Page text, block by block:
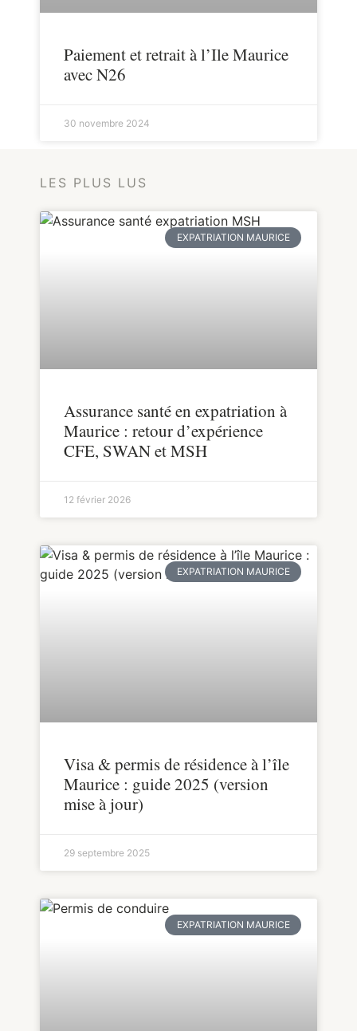
Paiement et retrait à l’Ile Maurice
avec N26
30 novembre 2024
LES PLUS LUS
EXPATRIATION MAURICE
Assurance santé en expatriation à
Maurice : retour d’expérience
CFE, SWAN et MSH
12 février 2026
EXPATRIATION MAURICE
Visa & permis de résidence à l’île
Maurice : guide 2025 (version
mise à jour)
29 septembre 2025
EXPATRIATION MAURICE